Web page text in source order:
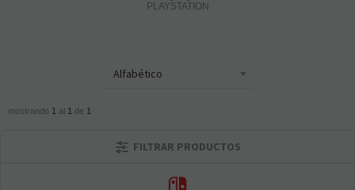
PLAYSTATION
mostrando 1 al 1 de 1
FILTRAR PRODUCTOS